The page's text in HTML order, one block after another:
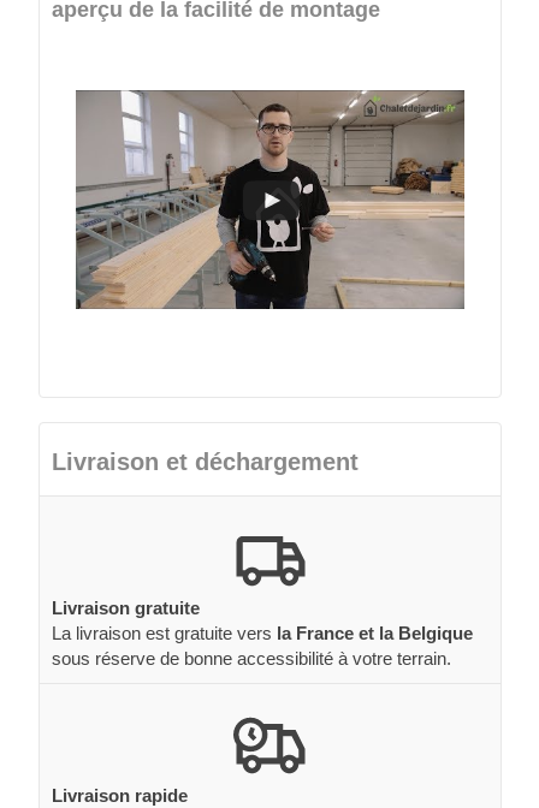
aperçu de la facilité de montage
Livraison et déchargement
Livraison gratuite
La livraison est gratuite vers la France et la Belgique
sous réserve de bonne accessibilité à votre terrain.
Livraison rapide